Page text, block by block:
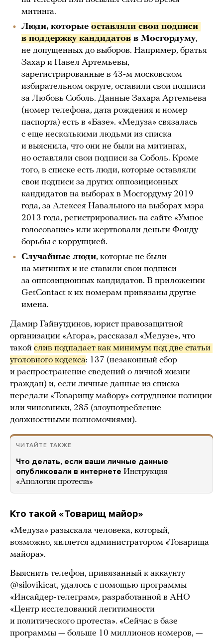
митинга.
Люди, которые оставляли свои подписи
в поддержку кандидатов в Мосгордуму,
не допущенных до выборов. Например, братья
Захар и Павел Артемьевы,
зарегистрированные в 43-м московском
избирательном округе, оставили свои подписи
за Любовь Соболь. Данные Захара Артемьева
(номер телефона, дата рождения и номер
паспорта) есть в «Базе». «Медуза» связалась
с еще несколькими людьми из списка
и выяснила, что они не были на митингах,
но оставляли свои подписи за Соболь. Кроме
того, в списке есть люди, которые оставляли
свои подписи за других оппозиционных
кандидатов на выборах в Мосгордуму 2019
года, за Алексея Навального на выборах мэра
2013 года, регистрировались на сайте «Умное
голосование» или жертвовали деньги Фонду
борьбы с коррупцией.
Случайные люди, которые не были
на митингах и не ставили свои подписи
за оппозиционных кандидатов. В приложении
GetContact к их номерам привязаны другие
имена.
Дамир Гайнутдинов, юрист правозащитной
организации «Агора», рассказал «Медузе», что
такой слив подпадает как минимум под две статьи
уголовного кодекса: 137 (незаконный сбор
и распространение сведений о личной жизни
граждан) и, если личные данные из списка
передали «Товарищу майору» сотрудники полиции
или чиновники, 285 (злоупотребление
должностными полномочиями).
ЧИТАЙТЕ ТАКЖЕ
Что делать, если ваши личные данные
опубликовали в интернете Инструкция
«Апологии протеста»
Кто такой «Товарищ майор»
«Медуза» разыскала человека, который,
возможно, является администратором «Товарища
майора».
Выяснить телефон, привязанный к аккаунту
@silovikicat, удалось с помощью программы
«Инсайдер-телеграм», разработанной в АНО
«Центр исследований легитимности
и политического протеста». «Сейчас в базе
программы — больше 10 миллионов номеров, —